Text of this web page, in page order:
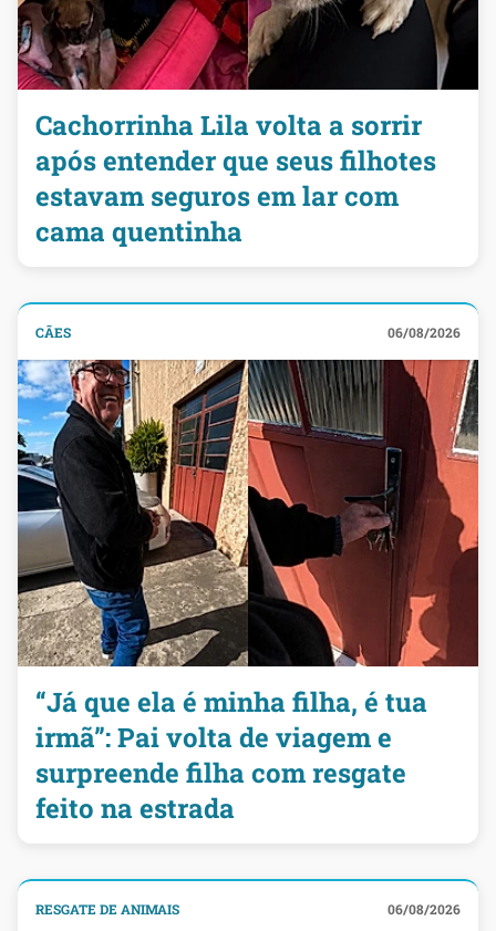
Cachorrinha Lila volta a sorrir
após entender que seus filhotes
estavam seguros em lar com
cama quentinha
CÃES 06/08/2026
“Já que ela é minha filha, é tua
irmã”: Pai volta de viagem e
surpreende filha com resgate
feito na estrada
RESGATE DE ANIMAIS 06/08/2026